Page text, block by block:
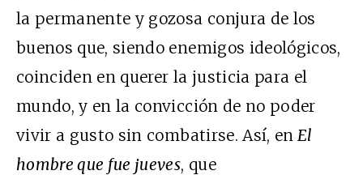
la permanente y gozosa conjura de los
buenos que, siendo enemigos ideológicos,
coinciden en querer la justicia para el
mundo, y en la convicción de no poder
vivir a gusto sin combatirse. Así, en El
hombre que fue jueves, que